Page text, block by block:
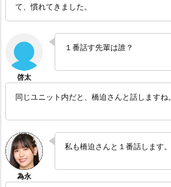
て、慣れてきました。
１番話す先輩は誰？
同じユニット内だと、橋迫さんと話しますね。
私も橋迫さんと１番話します。